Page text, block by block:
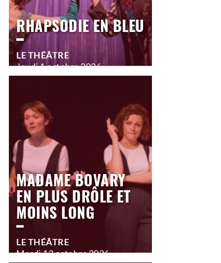
RHAPSODIE EN BLEU
LE THÉÂTRE
Jeudi1 octobre 2026
10h00
14h30
Scolaire
MADAME BOVARY
EN PLUS DRÔLE ET
MOINS LONG
LE THÉÂTRE
Mardi13 octobre 2026